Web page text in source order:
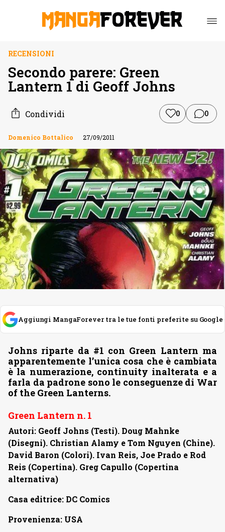
RECENSIONI
Secondo parere: Green
Lantern 1 di Geoff Johns
Condividi 0 0
Domenico Bottalico 27/09/2011
Aggiungi MangaForever tra le tue fonti preferite su Google
Johns riparte da #1 con Green Lantern ma
apparentemente l’unica cosa che è cambiata
è la numerazione, continuity inalterata e a
farla da padrone sono le conseguenze di War
of the Green Lanterns.
Green Lantern n. 1
Autori: Geoff Johns (Testi). Doug Mahnke
(Disegni). Christian Alamy e Tom Nguyen (Chine).
David Baron (Colori). Ivan Reis, Joe Prado e Rod
Reis (Copertina). Greg Capullo (Copertina
alternativa)
Casa editrice: DC Comics
Provenienza: USA